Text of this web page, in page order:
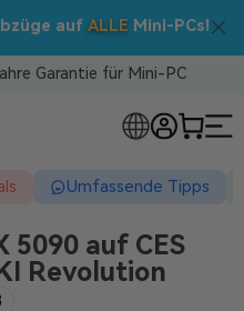
aufALLE Mini-PCs!
Garantie für Mini-PC
Umfassende Tipps
5090 auf CES
Revolution